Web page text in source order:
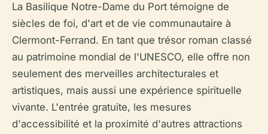
La Basilique Notre-Dame du Port témoigne de
siècles de foi, d'art et de vie communautaire à
Clermont-Ferrand. En tant que trésor roman classé
au patrimoine mondial de l'UNESCO, elle offre non
seulement des merveilles architecturales et
artistiques, mais aussi une expérience spirituelle
vivante. L'entrée gratuite, les mesures
d'accessibilité et la proximité d'autres attractions